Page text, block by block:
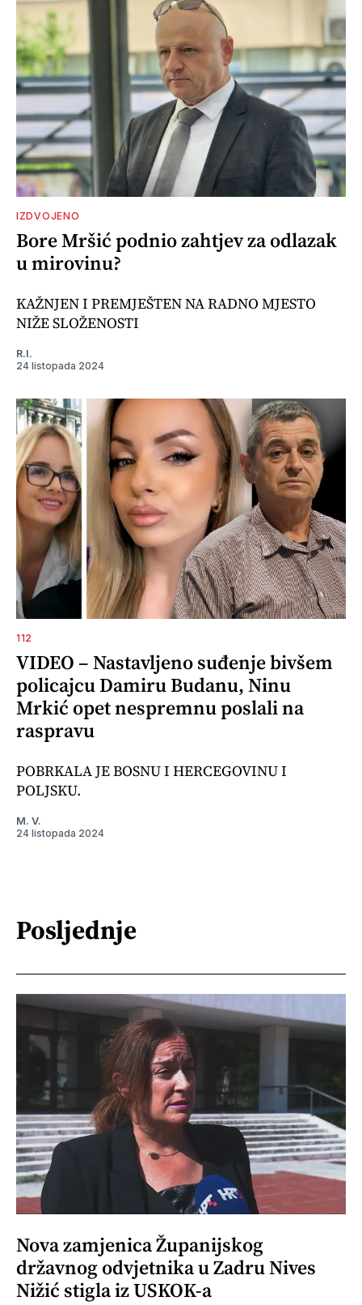
IZDVOJENO
Bore Mršić podnio zahtjev za odlazak
u mirovinu?
KAŽNJEN I PREMJEŠTEN NA RADNO MJESTO
NIŽE SLOŽENOSTI
R.I.
24 listopada 2024
112
VIDEO – Nastavljeno suđenje bivšem
policajcu Damiru Budanu, Ninu
Mrkić opet nespremnu poslali na
raspravu
POBRKALA JE BOSNU I HERCEGOVINU I
POLJSKU.
M. V.
24 listopada 2024
Posljednje
Nova zamjenica Županijskog
državnog odvjetnika u Zadru Nives
Nižić stigla iz USKOK-a